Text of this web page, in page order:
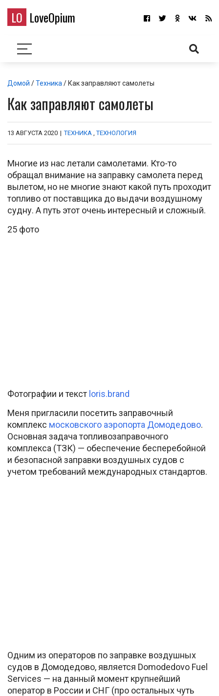
LO LoveOpium
Домой /Техника / Как заправляют самолеты
Как заправляют самолеты
13 АВГУСТА 2020 | ТЕХНИКА ,ТЕХНОЛОГИЯ
Многие из нас летали самолетами. Кто-то
обращал внимание на заправку самолета перед
вылетом, но не многие знают какой путь проходит
топливо от поставщика до выдачи воздушному
судну. А путь этот очень интересный и сложный.
25 фото
Фотографии и текст loris.brand
Меня пригласили посетить заправочный
комплекс московского аэропорта Домодедово.
Основная задача топливозаправочного
комплекса (ТЗК) — обеспечение бесперебойной
и безопасной заправки воздушных судов с
учетом требований международных стандартов.
Одним из операторов по заправке воздушных
судов в Домодедово, является Domodedovo Fuel
Services — на данный момент крупнейший
оператор в России и СНГ (про остальных чуть